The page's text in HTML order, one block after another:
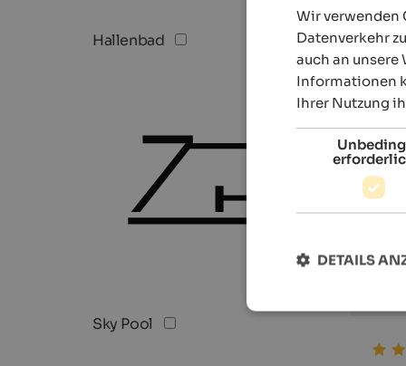
Hallenbad
Sky Pool
Wir verwenden
Datenverkehr
auch an
Informationen
Ihrer Nutzung
DETAILS